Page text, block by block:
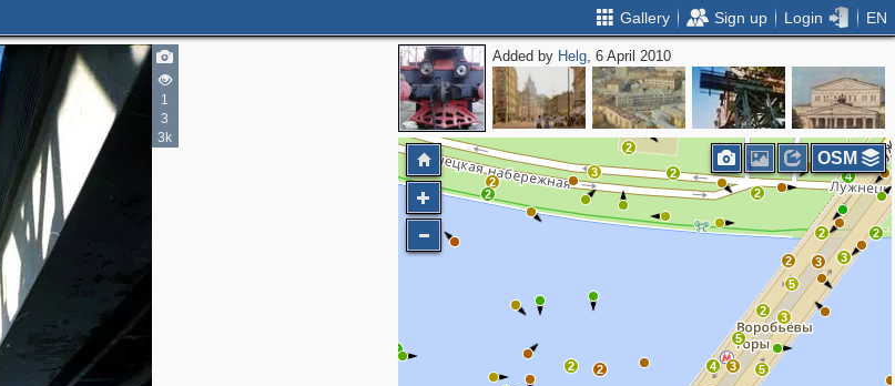
Gallery Sign up Login EN
1
3
3k
Added by Helg, 6 April 2010
5
3
2
5
3
4
2
2
2
3
2
2
2
2
2
3
3
4
3
2
2
3
2
5
OSM